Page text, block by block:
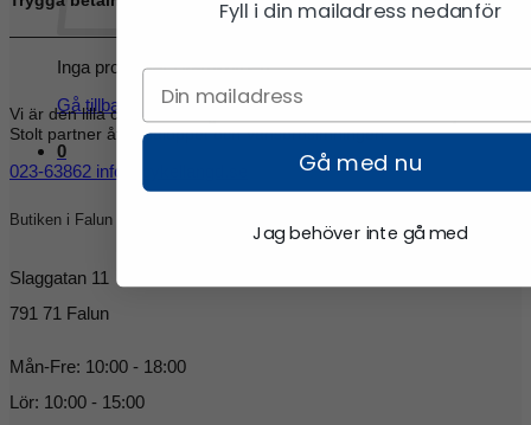
Inga produkter i varukorgen.
Gå tillbaka till butiken
0
Vi är den lilla cykel och längdbutiken med den stora kunskapen.
Stolt partner åt Vasaloppet och Vansbrosimningen.
023-63862 info@cykellangd.se
Butiken i Falun
Slaggatan 11
791 71 Falun
Mån-Fre: 10:00 - 18:00
Lör: 10:00 - 15:00
Fyll i din mailadress nedanför
Gå med nu
Jag behöver inte gå med